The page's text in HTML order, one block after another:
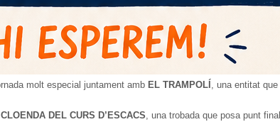
molt especial juntament amb EL TRAMPOLÍ , una entitat
DEL CURS D’ESCACS , una trobada que posa punt